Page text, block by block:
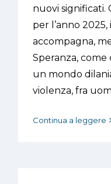
nuovi significati.
per l’anno 2025,
accompagna,
Speranza,
un mondo
violenza, fra
Continua a leggere